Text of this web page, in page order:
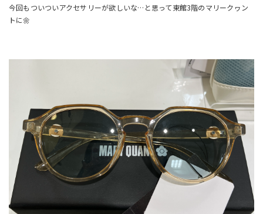
今回もついついアクセサリーが欲しいな…と思って東館3階のマリークヮン
トに🌼